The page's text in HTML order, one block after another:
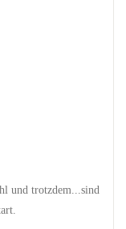
und trotzdem...sind